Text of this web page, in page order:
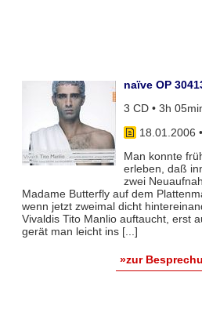
naïve OP
3 CD • 3h
18.01.2006 •
Man konnte
erleben, daß
zwei
Madame Butterfly auf dem
wenn jetzt zweimal dicht
Vivaldis Tito Manlio auftaucht, erst
gerät man leicht ins [...]
»zur